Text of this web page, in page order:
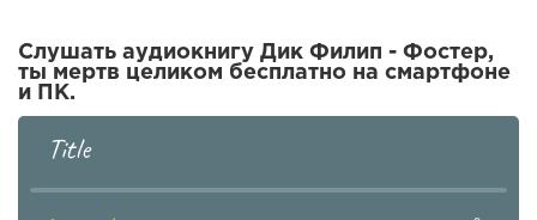
Слушать аудиокнигу Дик Филип - Фостер,
ты мертв целиком бесплатно на смартфоне
и ПК.
Title